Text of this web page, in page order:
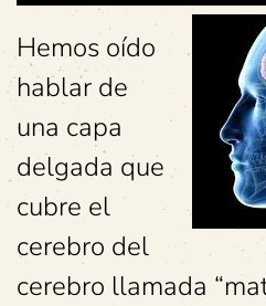
Hemos oído
hablar de
una capa
delgada que
cubre el
cerebro del
cerebro llamada